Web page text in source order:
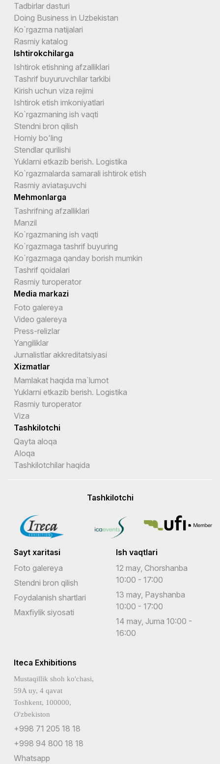
Tadbirlar dasturi
Doing Business in Uzbekistan
Ko`rgazma natijalari
Rasmiy katalog
Ishtirokchilarga
Ishtirok etishning afzalliklari
Tashrif buyuruvchilar tarkibi
Kirish uchun viza rejimi
Ishtirok etish imkoniyatlari
Ko`rgazmaning ish vaqti
Stendni bron qilish
Homiy bo'ling
Stendlar qurilishi
Yuklarni etkazib berish. Logistika
Ko`rgazmalarda samarali ishtirok etish
Rasmiy aviataşuvchi
Mehmonlarga
Tashrifning afzalliklari
Manzil
Ko`rgazmaning ish vaqti
Ko`rgazmaga tashrif buyuring
Ko`rgazmaga qanday borish mumkin
Tashrif qoidalari
Rasmiy turoperator
Media markazi
Foto galereya
Video galereya
Press-relizlar
Yangiliklar
Jurnalistlar akkreditatsiyasi
Xizmatlar
Mamlakat haqida ma`lumot
Yuklarni etkazib berish. Logistika
Rasmiy turoperator
Viza
Tashkilotchi
Qayta aloqa
Aloqa
Tashkilotchilar haqida
Tashkilotchi
Sayt xaritasi
Foto galereya
Stendni bron qilish
Foydalanish shartlari
Maxfiylik siyosati
Ish vaqtlari
12 may, Chorshanba
10:00 - 17:00
13 may, Payshanba
10:00 - 17:00
14 may, Juma 10:00 -
16:00
Iteca Exhibitions
Mustaqillik shoh ko'chasi,
59A uy, 4 qavat
Toshkent, 100000,
O'zbekiston
+998 71 205 18 18
+998 94 800 18 18
Whatsapp